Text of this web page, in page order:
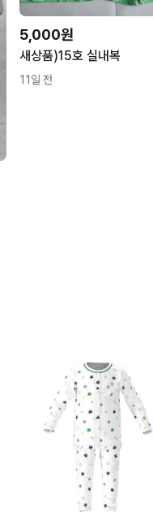
5,000원
새상품)15호 실내복
11일 전